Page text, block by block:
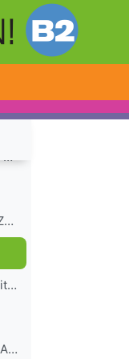
Bideoak 102.12. HIPERMNESIKOA Jaitsi ...
Bideoak 121.14. KARIKATURA EDERRA Jaitsi ...
Bideoak 129.15. ZATOZ GU EZAGUTZERA Jaits...
Bideoak 137.16. IHESGELA Jaitsi 141...
Bideoak 148.17. HERRI KIROLARIAK Jaitsi ...